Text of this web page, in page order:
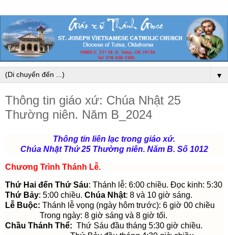
▼
Thông tin giáo xứ: Chúa Nhật 25
Thường niên. Năm B_2024
Thông tin liên lạc trong giáo xứ.
Chúa Nhật Thứ 25 Thường niên. Năm B. Số 1012
Chương Trình Thánh Lễ.
Thứ Hai đến Thứ Sáu: Thánh lễ: 6:00 chiều. Đọc kinh: 5:30
Thứ Bảy: 5:00 chiều. Chúa Nhật: 8 và 10 giờ sáng.
Lễ Buộc: Thánh lễ vọng (ngày hôm trước): 6 giờ 00 chiều
Trong ngày: 8 giờ sáng và 8 giờ tối.
Chầu Thánh Thể: Thứ Sáu đầu tháng 5:30 giờ chiều.